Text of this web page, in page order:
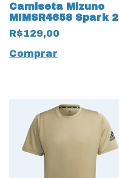
Camiseta Mizuno
MIMSR4658 Spark 2
Cinza
R$129,00
Comprar